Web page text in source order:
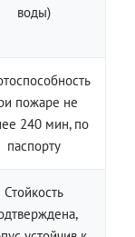
воды)
пожаре не
240 мин, по
паспорту
Стойкость